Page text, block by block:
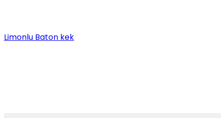
Limonlu Baton kek